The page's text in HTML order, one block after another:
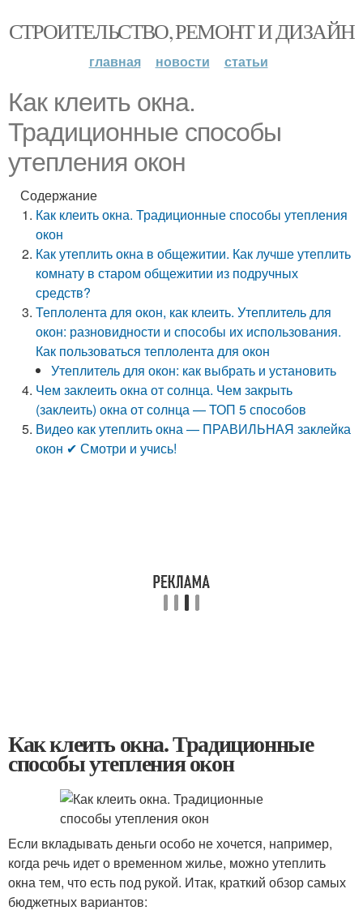
СТРОИТЕЛЬСТВО, РЕМОНТ И ДИЗАЙН
главная новости статьи
Как клеить окна.
Традиционные способы
утепления окон
Содержание
Как клеить окна. Традиционные способы утепления
окон
Как утеплить окна в общежитии. Как лучше утеплить
комнату в старом общежитии из подручных
средств?
Теплолента для окон, как клеить. Утеплитель для
окон: разновидности и способы их использования.
Как пользоваться теплолента для окон
Утеплитель для окон: как выбрать и установить
Чем заклеить окна от солнца. Чем закрыть
(заклеить) окна от солнца — ТОП 5 способов
Видео как утеплить окна — ПРАВИЛЬНАЯ заклейка
окон ✔ Смотри и учись!
Как клеить окна. Традиционные
способы утепления окон
Если вкладывать деньги особо не хочется, например,
когда речь идет о временном жилье, можно утеплить
окна тем, что есть под рукой. Итак, краткий обзор самых
бюджетных вариантов: